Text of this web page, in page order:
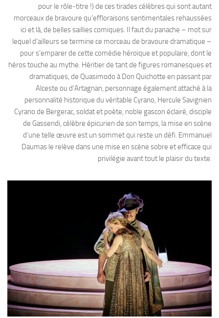
pour le rôle-titre !) de ces tirades célèbres qui sont autant
morceaux de bravoure qu’effloraisons sentimentales rehaussées
ici et là, de belles saillies comiques. Il faut du panache – mot sur
lequel d’ailleurs se termine ce morceau de bravoure dramatique –
pour s’emparer de cette comédie héroïque et populaire, dont le
héros touche au mythe. Héritier de tant de figures romanesques et
dramatiques, de Quasimodo à Don Quichotte en passant par
Alceste ou d’Artagnan, personnage également attaché à la
personnalité historique du véritable Cyrano, Hercule Savignien
Cyrano de Bergerac, soldat et poète, noble gascon éclairé, disciple
de Gassendi, célèbre épicurien de son temps, la mise en scène
d’une telle œuvre est un sommet qui reste un défi. Emmanuel
Daumas le relève dans une mise en scène sobre et efficace qui
privilégie avant tout le plaisir du texte.